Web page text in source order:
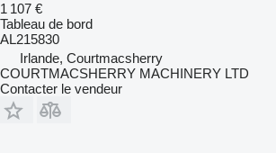
1 107 €
Tableau de bord
AL215830
Irlande, Courtmacsherry
COURTMACSHERRY MACHINERY LTD
Contacter le vendeur